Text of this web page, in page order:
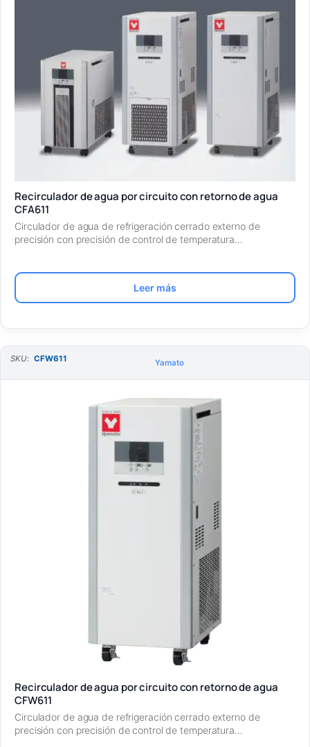
Recirculador de agua por circuito con retorno de agua
CFA611
Circulador de agua de refrigeración cerrado externo de
precisión con precisión de control de temperatura…
Leer más
SKU: CFW611 Yamato
Recirculador de agua por circuito con retorno de agua
CFW611
Circulador de agua de refrigeración cerrado externo de
precisión con precisión de control de temperatura…